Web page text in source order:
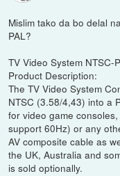
Mislim tako da bo delal
PAL?
TV Video System NTSC-
Product Description:
The TV Video System
NTSC (3.58/4,43) into a
for video game
support 60Hz) or any
AV composite cable as
the UK, Australia and
is sold optionally.